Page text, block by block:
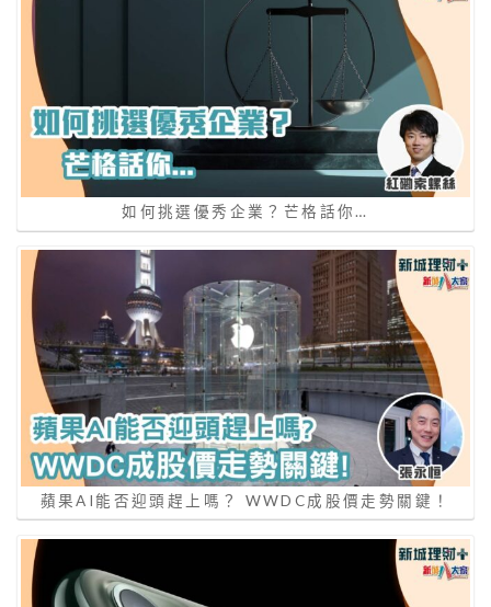
如何挑選優秀企業？芒格話你…
蘋果AI能否迎頭趕上嗎？ WWDC成股價走勢關鍵！